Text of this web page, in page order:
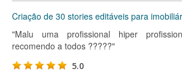
Criação de 30 stories editáveis para
"Malu uma profissional hiper
recomendo a todos ?????"
5.0